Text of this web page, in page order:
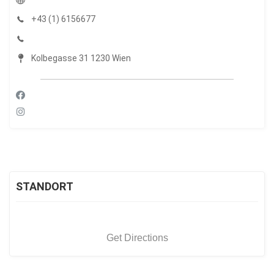
+43 (1) 6156677
Kolbegasse 31 1230 Wien
STANDORT
Get Directions